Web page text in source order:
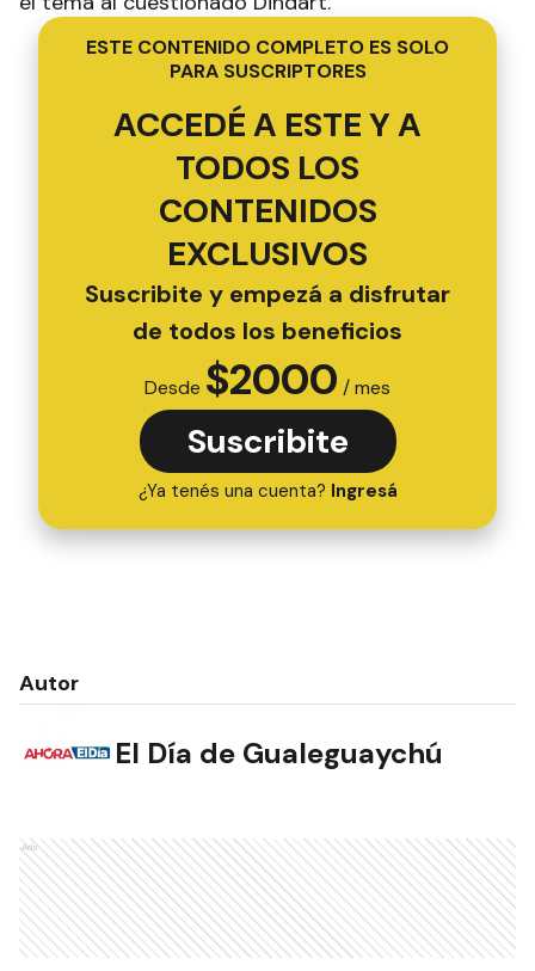
ESTE CONTENIDO COMPLETO ES SOLO
PARA SUSCRIPTORES
ACCEDÉ A ESTE Y A
TODOS LOS
CONTENIDOS
EXCLUSIVOS
Suscribite y empezá a disfrutar
de todos los beneficios
Desde $2000 / mes
Suscribite
¿Ya tenés una cuenta? Ingresá
Autor
El Día de Gualeguaychú
Ads